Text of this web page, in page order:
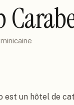
est un hôtel de